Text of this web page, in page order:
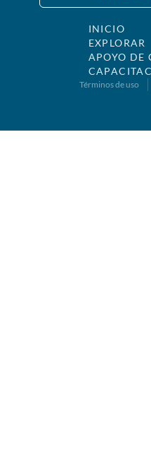
INICIO
EXPLORAR
APOYO DE
Términos de uso